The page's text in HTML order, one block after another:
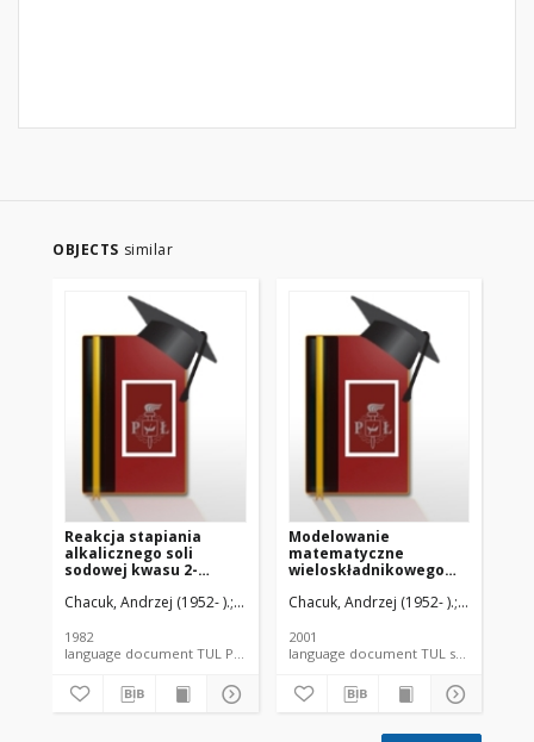
OBJECTS similar
Reakcja stapiania
alkalicznego soli
sodowej kwasu 2-
z wodorotlenkiem
modelowanie
Chacuk, Andrzej (1952- ). Zarzycki, Roman [doc. dr hab. inż.].
1982
language document TUL PhD thesis
Modelowanie
matematyczne
wieloskładnikowego
jednoczesnego ruchu
podstawowych typach
absorberów
Chacuk, Andrzej (1952- ).
2001